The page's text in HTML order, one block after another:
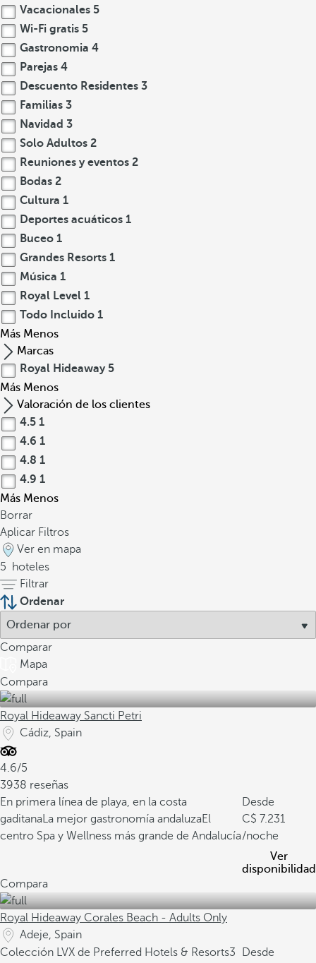
Vacacionales 5
Wi-Fi gratis 5
Gastronomia 4
Parejas 4
Descuento Residentes 3
Familias 3
Navidad 3
Solo Adultos 2
Reuniones y eventos 2
Bodas 2
Cultura 1
Deportes acuáticos 1
Buceo 1
Grandes Resorts 1
Música 1
Royal Level 1
Todo Incluido 1
Más Menos
Marcas
Royal Hideaway 5
Más Menos
Valoración de los clientes
4.5 1
4.6 1
4.8 1
4.9 1
Más Menos
Borrar
Aplicar Filtros
Ver en mapa
5
hoteles
Filtrar
Ordenar
Comparar
Mapa
Compara
Royal Hideaway Sancti Petri
Cádiz, Spain
4.6/5
3938 reseñas
En primera línea de playa, en la costa
gaditanaLa mejor gastronomía andaluzaEl
centro Spa y Wellness más grande de Andalucía
Desde
7.231
/noche
Ver
disponibilidad
Compara
Royal Hideaway Corales Beach - Adults Only
Adeje, Spain
Colección LVX de Preferred Hotels & Resorts3 Desde